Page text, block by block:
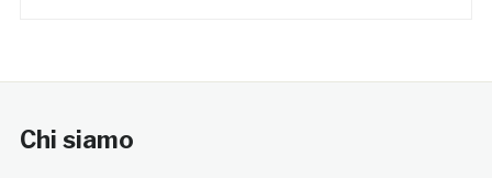
Chi siamo